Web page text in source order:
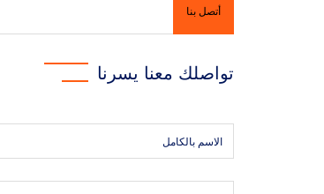
أتصل بنا
تواصلك معنا يسرنا